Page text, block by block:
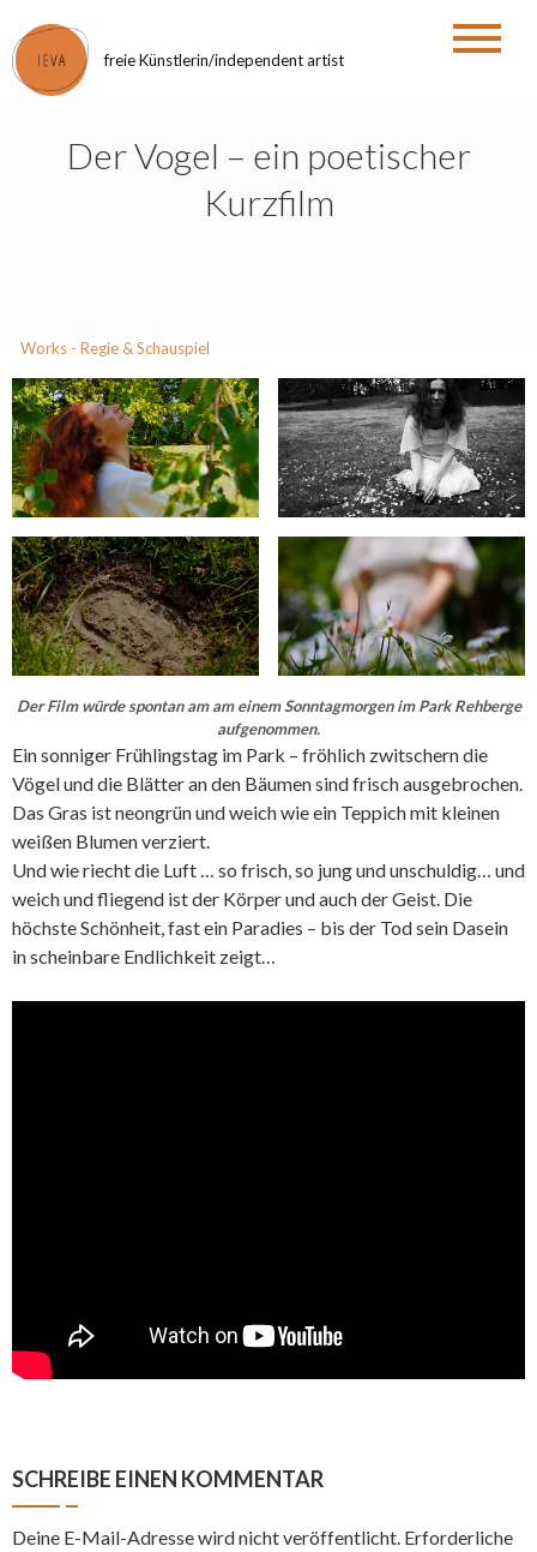
Inhalt
springen
freie Künstlerin/independent artist
Der Vogel – ein poetischer
Kurzfilm
Works - Regie & Schauspiel
Der Film würde spontan am am einem Sonntagmorgen im Park Rehberge
aufgenommen.
Ein sonniger Frühlingstag im Park – fröhlich zwitschern die
Vögel und die Blätter an den Bäumen sind frisch ausgebrochen.
Das Gras ist neongrün und weich wie ein Teppich mit kleinen
weißen Blumen verziert.
Und wie riecht die Luft … so frisch, so jung und unschuldig… und
weich und fliegend ist der Körper und auch der Geist. Die
höchste Schönheit, fast ein Paradies – bis der Tod sein Dasein
in scheinbare Endlichkeit zeigt…
SCHREIBE EINEN KOMMENTAR
Deine E-Mail-Adresse wird nicht veröffentlicht. Erforderliche